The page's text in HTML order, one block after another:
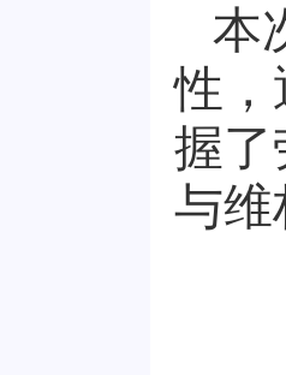
本
性，
握了
与维